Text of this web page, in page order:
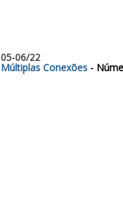
05-06/22
Múltiplas Conexões -